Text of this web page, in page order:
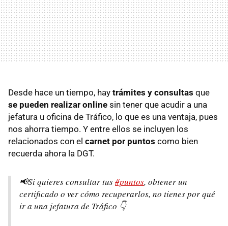
Desde hace un tiempo, hay trámites y consultas que
se pueden realizar online sin tener que acudir a una
jefatura u oficina de Tráfico, lo que es una ventaja, pues
nos ahorra tiempo. Y entre ellos se incluyen los
relacionados con el carnet por puntos como bien
recuerda ahora la DGT.
📢Si quieres consultar tus#puntos, obtener un
certificado o ver cómo recuperarlos, no tienes por qué
ir a una jefatura de Tráfico 👇